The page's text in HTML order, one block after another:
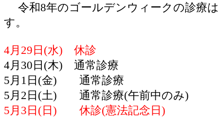
令和8年のゴールデンウィークの診療
す。
4月29日(水) 休診
4月30日(木) 通常診療
5月1日(金) 通常診療
5月2日(土) 通常診療(午前中のみ)
5月3日(日) 休診(憲法記念日)